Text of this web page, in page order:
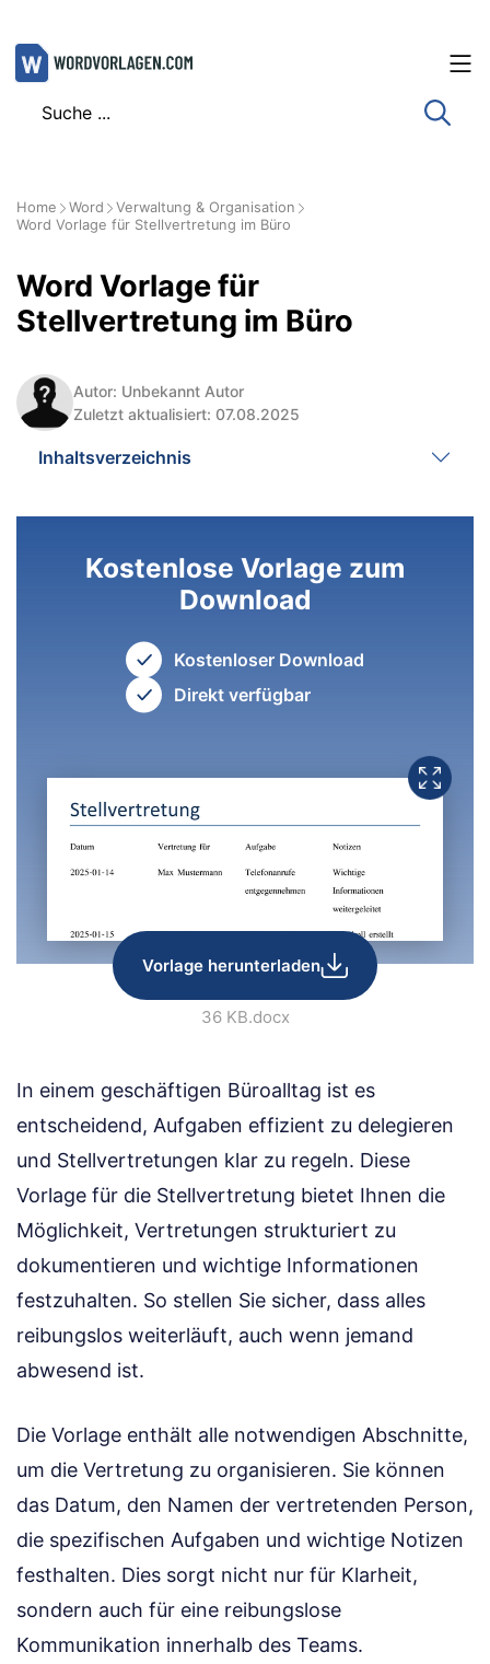
Zum
Inhalt
Home Word
Verwaltung & Organisation
Word Vorlage für Stellvertretung im Büro
Word Vorlage für
Stellvertretung im Büro
Autor: Unbekannt Autor
Zuletzt aktualisiert: 07.08.2025
Inhaltsverzeichnis
Kostenlose Vorlage zum
Download
Kostenloser Download
Direkt verfügbar
Vorlage herunterladen
36 KB.docx
In einem geschäftigen Büroalltag ist es
entscheidend, Aufgaben effizient zu delegieren
und Stellvertretungen klar zu regeln. Diese
Vorlage für die Stellvertretung bietet Ihnen die
Möglichkeit, Vertretungen strukturiert zu
dokumentieren und wichtige Informationen
festzuhalten. So stellen Sie sicher, dass alles
reibungslos weiterläuft, auch wenn jemand
abwesend ist.
Die Vorlage enthält alle notwendigen Abschnitte,
um die Vertretung zu organisieren. Sie können
das Datum, den Namen der vertretenden Person,
die spezifischen Aufgaben und wichtige Notizen
festhalten. Dies sorgt nicht nur für Klarheit,
sondern auch für eine reibungslose
Kommunikation innerhalb des Teams.